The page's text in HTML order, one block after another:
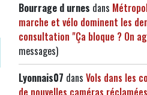
Bourrage d urnes dans
marche et vélo dominent les
consultation "Ça bloque ? On
messages)
Lyonnais07 dans Vols dans les
de nouvelles caméras